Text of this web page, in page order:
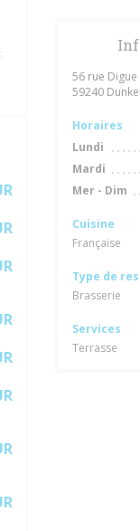
56 rue
59240
Horaires
Lundi
Mardi
Mer - Dim
Cuisine
Française
Type de
Brasserie
Services
Terrasse